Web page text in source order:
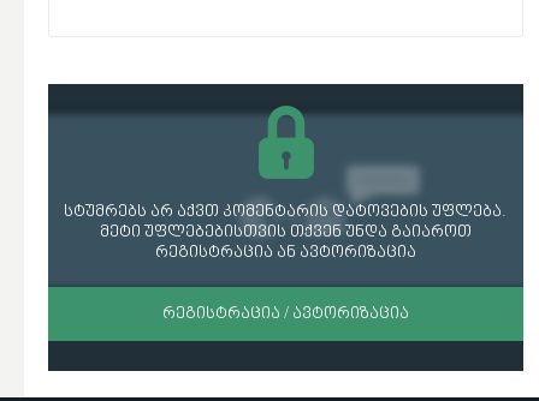
სტუმრებს არ აქვთ კომენტარის დატოვების უფლება.
მეტი უფლებებისთვის თქვენ უნდა გაიაროთ
რეგისტრაცია ან ავტორიზაცია
ᲠᲔᲒᲘᲡᲢᲠᲐᲪᲘᲐ / ᲐᲕᲢᲝᲠᲘᲖᲐᲪᲘᲐ